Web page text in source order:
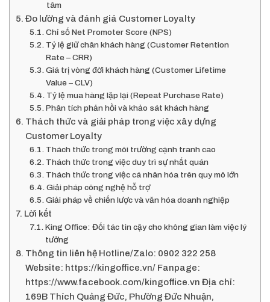
tâm
Đo lường và đánh giá Customer Loyalty
Chỉ số Net Promoter Score (NPS)
Tỷ lệ giữ chân khách hàng (Customer Retention
Rate – CRR)
Giá trị vòng đời khách hàng (Customer Lifetime
Value – CLV)
Tỷ lệ mua hàng lặp lại (Repeat Purchase Rate)
Phân tích phản hồi và khảo sát khách hàng
Thách thức và giải pháp trong việc xây dựng
Customer Loyalty
Thách thức trong môi trường cạnh tranh cao
Thách thức trong việc duy trì sự nhất quán
Thách thức trong việc cá nhân hóa trên quy mô lớn
Giải pháp công nghệ hỗ trợ
Giải pháp về chiến lược và văn hóa doanh nghiệp
Lời kết
King Office: Đối tác tin cậy cho không gian làm việc lý
tưởng
Thông tin liên hệ Hotline/Zalo: 0902 322 258
Website: https://kingoffice.vn/ Fanpage:
https://www.facebook.com/kingoffice.vn Địa chỉ:
169B Thích Quảng Đức, Phường Đức Nhuận,